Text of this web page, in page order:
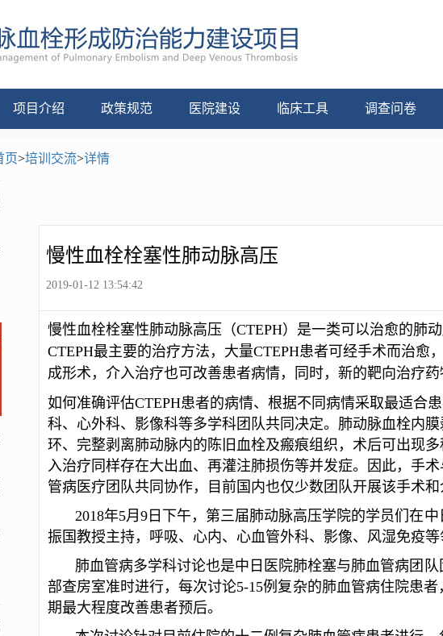
项目介绍 政策规范 医院建设 临床工具 调查问卷
页>培训交流>详情
慢性血栓栓塞性肺动脉高压
2019-01-12 13:54:42
慢性血栓栓塞性肺动脉高压（CTEPH）是一类可以治愈的肺
CTEPH最主要的治疗方法，大量CTEPH患者可经手术而治
成形术，介入治疗也可改善患者病情，同时，新的靶向治疗
如何准确评估CTEPH患者的病情、根据不同病情采取最适合
科、心外科、影像科等多学科团队共同决定。肺动脉血栓内
环、完整剥离肺动脉内的陈旧血栓及瘢痕组织，术后可出现
入治疗同样存在大出血、再灌注肺损伤等并发症。因此，手
管病医疗团队共同协作，目前国内也仅少数团队开展该手术
2018年5月9日下午，第三届肺动脉高压学院的学员们在
振国教授主持，呼吸、心内、心血管外科、影像、风湿免疫
肺血管病多学科讨论也是中日医院肺栓塞与肺血管病团
部查房室准时进行，每次讨论5-15例复杂的肺血管病住院患
期最大程度改善患者预后。